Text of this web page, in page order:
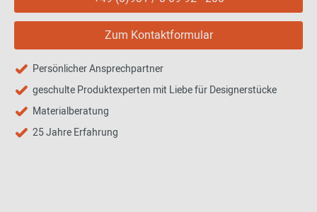
Hinweis:
Kleinere Unebenheiten in der Lasur sind herstellungsbedingt
Zum Kontaktformular
Persönlicher Ansprechpartner
geschulte Produktexperten mit Liebe für Designerstücke
Materialberatung
25 Jahre Erfahrung